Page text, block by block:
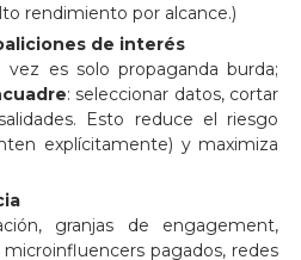
rendimiento por alcance.)
de interés
vez es solo propaganda burda;
: seleccionar datos, cortar
Esto reduce el riesgo
explícitamente) y maximiza
granjas de engagement,
pagados, redes